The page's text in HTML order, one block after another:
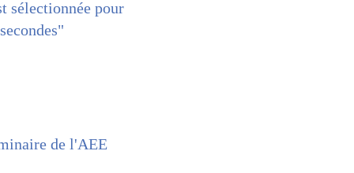
sélectionnée pour
de l'AEE